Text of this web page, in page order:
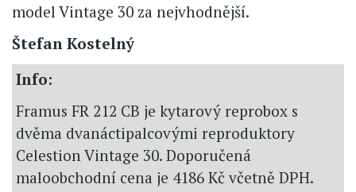
model Vintage 30 za nejvhodnější.
Štefan Kostelný
Info:
Framus FR 212 CB je kytarový reprobox s
dvěma dvanáctipalcovými reproduktory
Celestion Vintage 30. Doporučená
maloobchodní cena je 4186 Kč včetně DPH.